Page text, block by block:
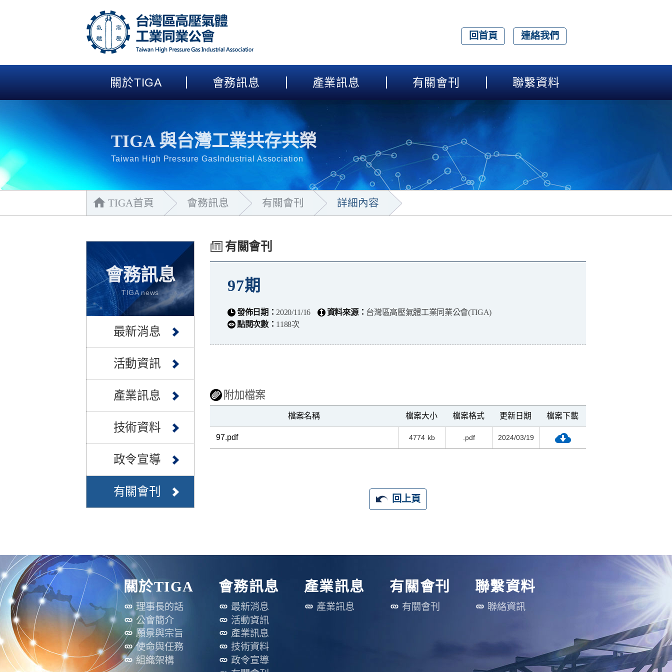
回首頁 連絡我們
關於TIGA 會務訊息 產業訊息 有關會刊 聯繫資料
TIGA 與台灣工業共存共榮
Taiwan High Pressure GasIndustrial Association
TIGA首頁 會務訊息 有關會刊 詳細內容
會務訊息
TIGA news
最新消息
活動資訊
產業訊息
技術資料
政令宣導
有關會刊
有關會刊
97期
發佈日期：2020/11/16 資料來源： 台灣區高壓氣體工業同業公會(TIGA)
點閱次數： 1188次
附加檔案
檔案名稱 檔案大小 檔案格式 更新日期 檔案下載
97.pdf 4774 kb .pdf 2024/03/19
回上頁
關於TIGA
理事長的話
公會簡介
願景與宗旨
使命與任務
組織架構
會務訊息
最新消息
活動資訊
產業訊息
技術資料
政令宣導
產業訊息
產業訊息
有關會刊
有關會刊
聯繫資料
聯絡資訊